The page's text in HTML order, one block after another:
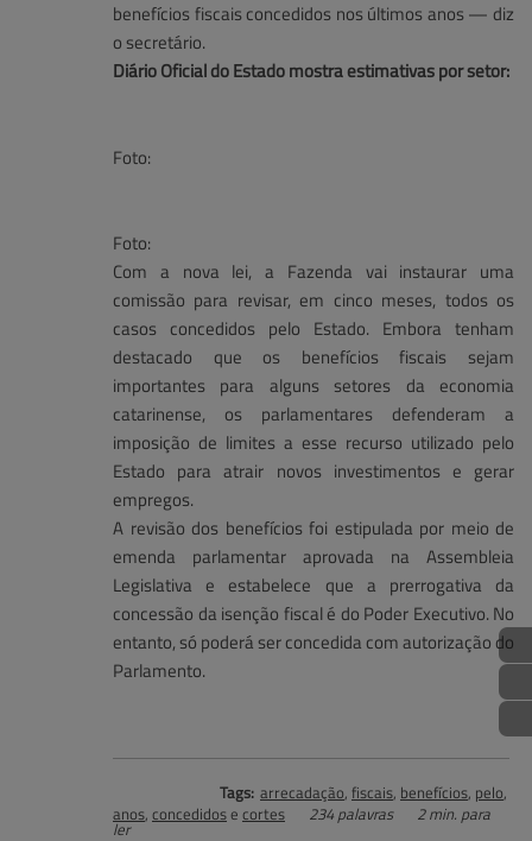
benefícios fiscais concedidos nos últimos anos — diz
o secretário.
Diário Oficial do Estado mostra estimativas por setor:
Foto:
Foto:
Com a nova lei, a Fazenda vai instaurar uma
comissão para revisar, em cinco meses, todos os
casos concedidos pelo Estado. Embora tenham
destacado que os benefícios fiscais sejam
importantes para alguns setores da economia
catarinense, os parlamentares defenderam a
imposição de limites a esse recurso utilizado pelo
Estado para atrair novos investimentos e gerar
empregos.
A revisão dos benefícios foi estipulada por meio de
emenda parlamentar aprovada na Assembleia
Legislativa e estabelece que a prerrogativa da
concessão da isenção fiscal é do Poder Executivo. No
entanto, só poderá ser concedida com autorização do
Parlamento.
Tags: arrecadação, fiscais, benefícios, pelo,
anos, concedidose cortes 234 palavras 2 min. para
ler